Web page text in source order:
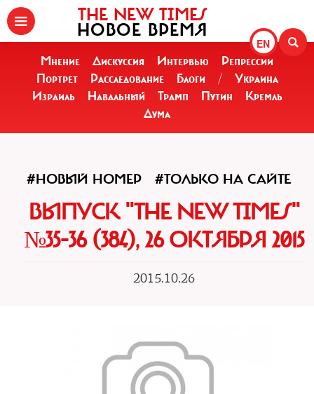
EN
THE NEW TIMES
НОВОЕ ВРЕМЯ
Мнение Дискуссия Интервью
Репрессии
Портрет
Расследование Блоги /
Украина
Израиль
Навальный Трамп Путин
Кремль
Дума
#НОВЫЙ НОМЕР #ТОЛЬКО НА САЙТЕ
ВЫПУСК "THE NEW TIMES"
№35-36 (384), 26 ОКТЯБРЯ 2015
2015.10.26